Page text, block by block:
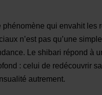
phénomène qui envahit les
n’est pas qu’une simple
Le shibari répond à
: celui de redécouvrir sa
autrement.